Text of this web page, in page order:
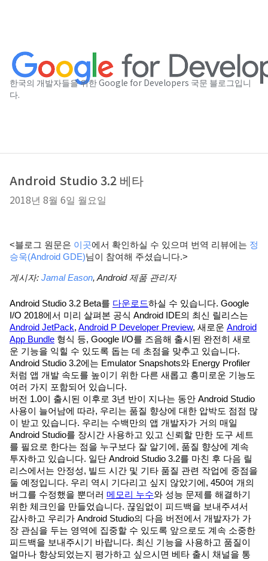
한국의 개발자들을 위한 Google for Developers 국문 블로그입니
다.
Android Studio 3.2 베타
2018년 8월 6일 월요일
<블로그 원문은 이곳에서 확인하실 수 있으며 번역 리뷰에는 정
승욱(Android GDE)님이 참여해 주셨습니다.>
게시자: Jamal Eason, Android 제품 관리자
Android Studio 3.2 Beta를 다운로드하실 수 있습니다. Google
I/O 2018에서 미리 살펴본 공식 Android IDE의 최신 릴리스는
Android JetPack, Android P Developer Preview, 새로운 Android
App Bundle 형식 등, Google I/O를 즈음해 출시된 완전히 새로
운 기능을 익힐 수 있도록 돕는 데 초점을 맞추고 있습니다.
Android Studio 3.2에는 Emulator Snapshots와 Energy Profiler
처럼 앱 개발 속도를 높이기 위한 다른 새롭고 흥미로운 기능도
여러 가지 포함되어 있습니다.
버전 1.0이 출시된 이후로 3년 반이 지나는 동안 Android Studio
사용이 늘어남에 따라, 우리는 품질 향상에 대한 압박도 점점 많
이 받고 있습니다. 우리는 수백만의 앱 개발자가 거의 매일
Android Studio를 장시간 사용하고 있고 신뢰할 만한 도구 세트
를 필요로 한다는 점을 누구보다 잘 알기에, 품질 향상에 계속
투자하고 있습니다. 일단 Android Studio 3.2를 마친 후 다음 릴
리스에서는 안정성, 빌드 시간 및 기타 품질 관련 작업에 중점을
둘 예정입니다. 우리 역시 기다리고 싶지 않았기에, 450여 개의
버그를 수정했을 뿐더러 메모리 누수와 성능 문제를 해결하기
위한 체크인을 만들었습니다. 끊임없이 피드백을 보내주셔서
감사하고 우리가 Android Studio의 다음 버전에서 개발자가 가
장 관심을 두는 영역에 집중할 수 있도록 앞으로도 계속 소중한
피드백을 보내주시기 바랍니다. 최신 기능을 사용하고 품질이
얼마나 향상되었는지 평가하고 싶으시면 베타 출시 채널을 통